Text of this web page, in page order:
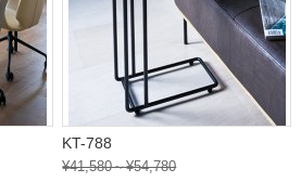
KT-788
¥41,580～¥54,780